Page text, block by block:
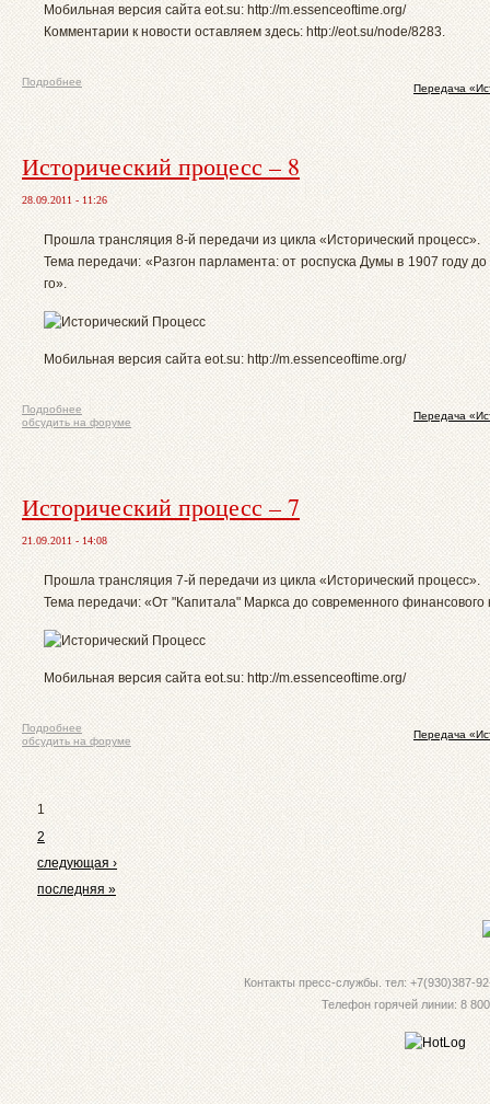
Мобильная версия сайта eot.su: http://m.essenceoftime.org/
Комментарии к новости оставляем здесь: http://eot.su/node/8283.
Передача
Подробнее
Исторический процесс – 8
28.09.2011 - 11:26
Прошла трансляция 8-й передачи из цикла «Исторический процесс».
Тема передачи: «Разгон парламента: от роспуска Думы в 1907 году
го».
Мобильная версия сайта eot.su: http://m.essenceoftime.org/
Передача
Подробнее
обсудить на форуме
Исторический процесс – 7
21.09.2011 - 14:08
Прошла трансляция 7-й передачи из цикла «Исторический процесс».
Тема передачи: «От "Капитала" Маркса до современного финансового
Мобильная версия сайта eot.su: http://m.essenceoftime.org/
Передача
Подробнее
обсудить на форуме
1
2
следующая ›
последняя »
Контакты пресс-службы. тел: +7(930)387-
Телефон горячей линии: 8